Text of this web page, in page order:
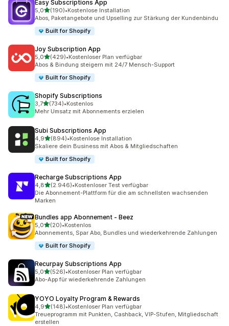
Easy Subscriptions App
5,0von 5 Sternen
(190)
190 Rezensionen insgesamt
•Kostenlose Installation
Abos, Paketangebote und Upselling zur Stärkung der Kundenbindu
Built for Shopify
Joy Subscription App
5,0von 5 Sternen
(429)
429 Rezensionen insgesamt
•Kostenloser Plan verfügbar
Abos & Bindung steigern mit 24/7 Mensch-Support
Built for Shopify
Shopify Subscriptions
3,7von 5 Sternen
(734)
734 Rezensionen insgesamt
•Kostenlos
Mehr Umsatz mit Abonnements erzielen
Subi Subscriptions App
4,9von 5 Sternen
(894)
894 Rezensionen insgesamt
•Kostenlose Installation
Skaliere dein Business mit Abos & Mitgliedschaften
Built for Shopify
Recharge Subscriptions App
4,8von 5 Sternen
(2.946)
2946 Rezensionen insgesamt
•Kostenloser Test verfügbar
Die Abonnement-Plattform für die am schnellsten wachsenden
Marken
Bundles app Abonnement ‑ Beez
5,0von 5 Sternen
(20)
20 Rezensionen insgesamt
•Kostenlos
Abonnements, Spar Abo, Bundles und wiederkehrende Zahlungen
Built for Shopify
Recurpay Subscriptions App
5,0von 5 Sternen
(526)
526 Rezensionen insgesamt
•Kostenloser Plan verfügbar
Abo-App für wiederkehrende Zahlungen
YOYO Loyalty Program & Rewards
4,9von 5 Sternen
(148)
148 Rezensionen insgesamt
•Kostenloser Plan verfügbar
Treueprogramm mit Punkten, Cashback, VIP-Stufen, Mitgliedschaft
erstellen